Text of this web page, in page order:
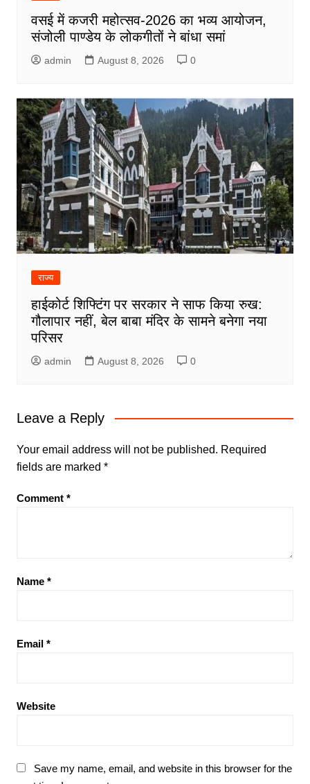
वसई में कजरी महोत्सव-2026 का भव्य आयोजन,
संजोली पाण्डेय के लोकगीतों ने बांधा समां
admin August 8, 2026 0
राज्य
हाईकोर्ट शिफ्टिंग पर सरकार ने साफ किया रुख:
गौलापार नहीं, बेल बाबा मंदिर के सामने बनेगा नया
परिसर
admin August 8, 2026 0
Leave a Reply
Your email address will not be published. Required
fields are marked *
Comment *
Name *
Email *
Website
Save my name, email, and website in this browser for the